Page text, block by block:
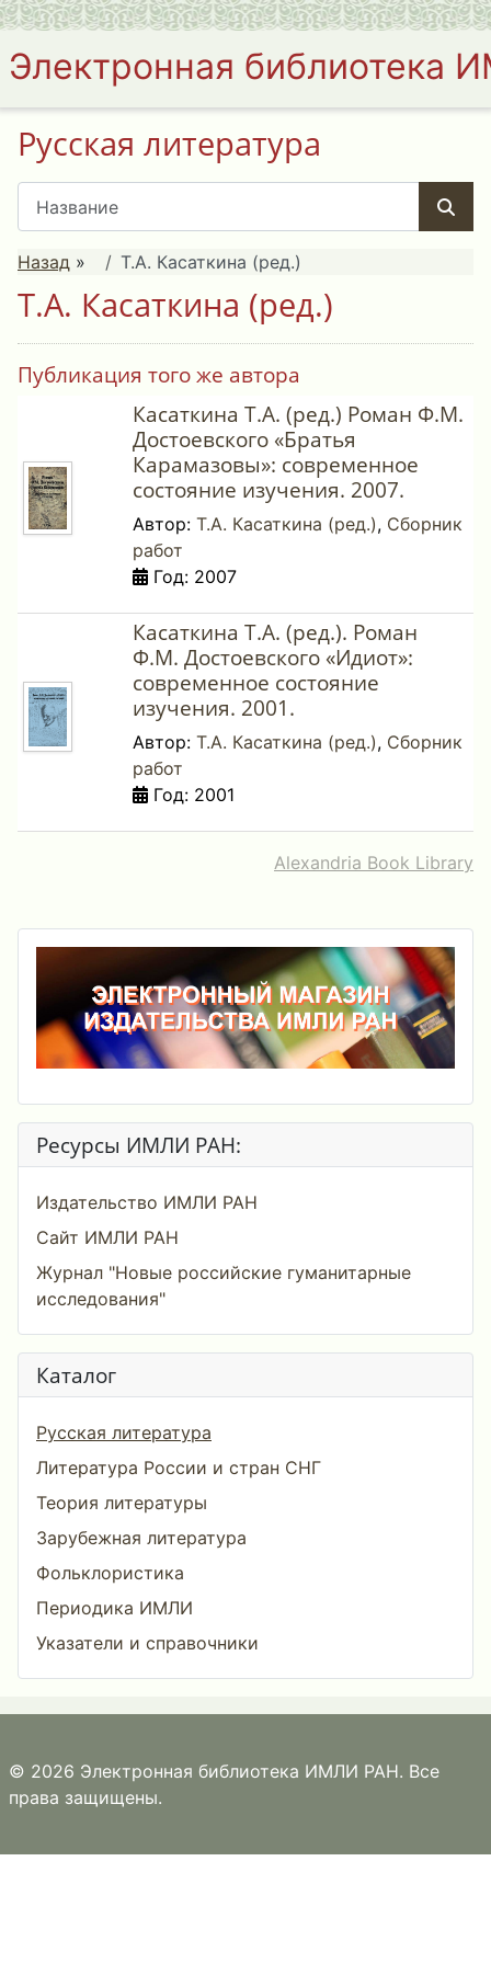
Электронная библиотека
Русская литература
Назад » Т.А. Касаткина (ред.)
Т.А. Касаткина (ред.)
Публикация того же автора
Касаткина Т.А. (ред.) Роман Ф.М.
Достоевского «Братья
Карамазовы»: современное
состояние изучения. 2007.
Автор: Т.А. Касаткина (ред.), Сборник
работ
Год: 2007
Касаткина Т.А. (ред.). Роман
Ф.М. Достоевского «Идиот»:
современное состояние
изучения. 2001.
Автор: Т.А. Касаткина (ред.), Сборник
работ
Год: 2001
Alexandria Book Library
Ресурсы ИМЛИ РАН:
Издательство ИМЛИ РАН
Сайт ИМЛИ РАН
Журнал "Новые российские гуманитарные
исследования"
Каталог
Русская литература
Литература России и стран СНГ
Теория литературы
Зарубежная литература
Фольклористика
Периодика ИМЛИ
Указатели и справочники
© 2026 Электронная библиотека ИМЛИ РАН. Все
права защищены.